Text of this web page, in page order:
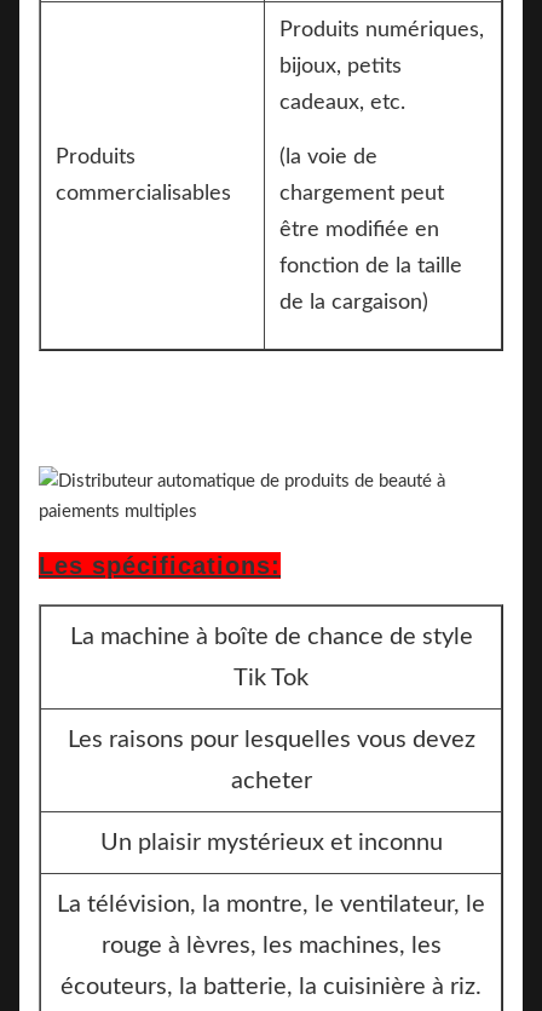
Produits
commercialisables
Produits numériques,
bijoux, petits
cadeaux, etc.
(la voie de
chargement peut
être modifiée en
fonction de la taille
de la cargaison)
Les spécifications:
La machine à boîte de chance de style
Tik Tok
Les raisons pour lesquelles vous devez
acheter
Un plaisir mystérieux et inconnu
La télévision, la montre, le ventilateur, le
rouge à lèvres, les machines, les
écouteurs, la batterie, la cuisinière à riz.